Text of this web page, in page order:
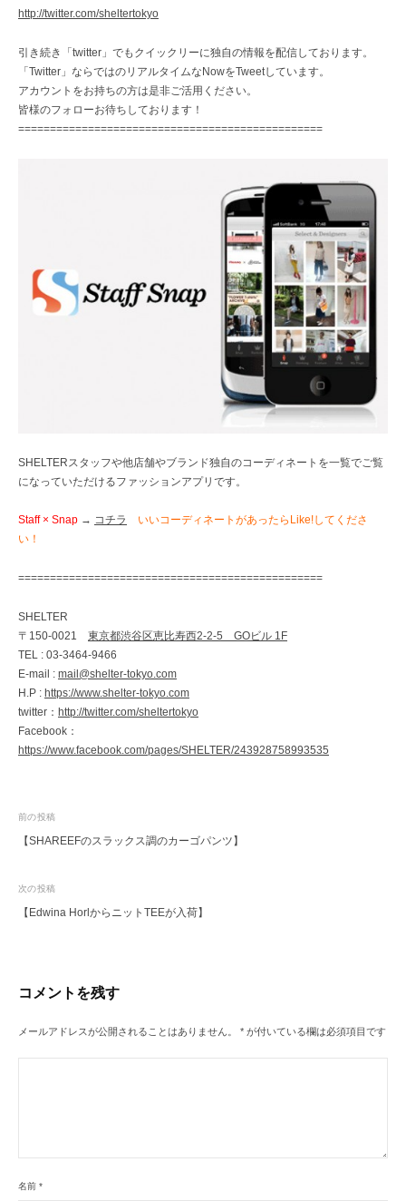
http://twitter.com/sheltertokyo
引き続き「twitter」でもクイックリーに独自の情報を配信しております。
「Twitter」ならではのリアルタイムなNowをTweetしています。
アカウントをお持ちの方は是非ご活用ください。
皆様のフォローお待ちしております！
================================================
SHELTERスタッフや他店舗やブランド独自のコーディネートを一覧でご覧
になっていただけるファッションアプリです。
Staff × Snap → コチラ
いいコーディネートがあったらLike!してくださ
い！
================================================
SHELTER
〒150-0021 東京都渋谷区恵比寿西2-2-5 GOビル 1F
TEL : 03-3464-9466
E-mail : mail@shelter-tokyo.com
H.P : https://www.shelter-tokyo.com
twitter： http://twitter.com/sheltertokyo
Facebook：
https://www.facebook.com/pages/SHELTER/243928758993535
投
稿
ビ
ゲ
ョ
ン
前の投稿
【SHAREEFのスラックス調のカーゴパンツ】
次の投稿
【Edwina HorlからニットTEEが入荷】
コメントを残す
メールアドレスが公開されることはありません。 * が付いている欄は必須項目です
名前 *